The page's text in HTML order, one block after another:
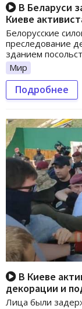
В Беларуси
Киеве
Белорусские
преследование
зданием
Мир
Подробнее
В Киеве
декорации и
Лица были